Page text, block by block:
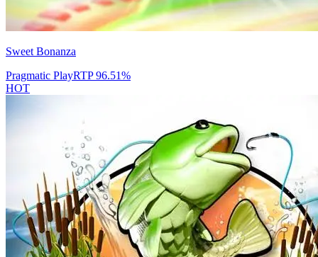
Sweet Bonanza
Pragmatic PlayRTP96.51%
HOT